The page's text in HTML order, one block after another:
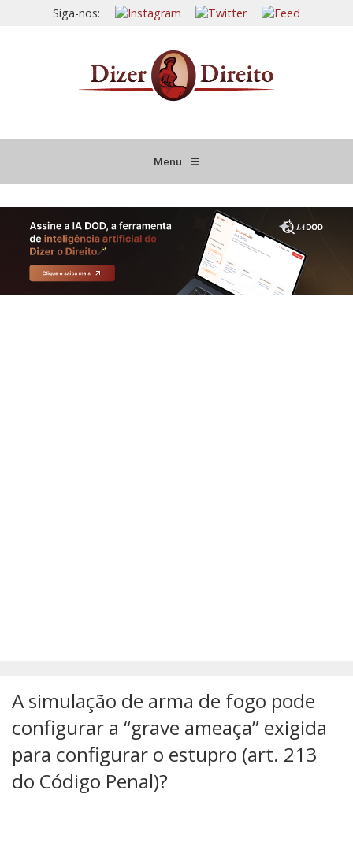
Siga-nos:
Menu ☰
JURISPRUDÊNCIA COMENTADA
INFORMATIVOS COMENTADOS
A simulação de arma de fogo pode
configurar a “grave ameaça” exigida
para configurar o estupro (art. 213
do Código Penal)?